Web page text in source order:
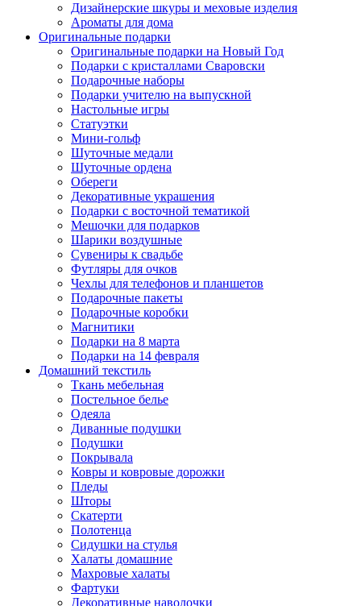
Дизайнерские шкуры и меховые изделия
Ароматы для дома
Оригинальные подарки
Оригинальные подарки на Новый Год
Подарки с кристаллами Сваровски
Подарочные наборы
Подарки учителю на выпускной
Настольные игры
Статуэтки
Мини-гольф
Шуточные медали
Шуточные ордена
Обереги
Декоративные украшения
Подарки с восточной тематикой
Мешочки для подарков
Шарики воздушные
Сувениры к свадьбе
Футляры для очков
Чехлы для телефонов и планшетов
Подарочные пакеты
Подарочные коробки
Магнитики
Подарки на 8 марта
Подарки на 14 февраля
Домашний текстиль
Ткань мебельная
Постельное белье
Одеяла
Диванные подушки
Подушки
Покрывала
Ковры и ковровые дорожки
Пледы
Шторы
Скатерти
Полотенца
Сидушки на стулья
Халаты домашние
Махровые халаты
Фартуки
Декоративные наволочки